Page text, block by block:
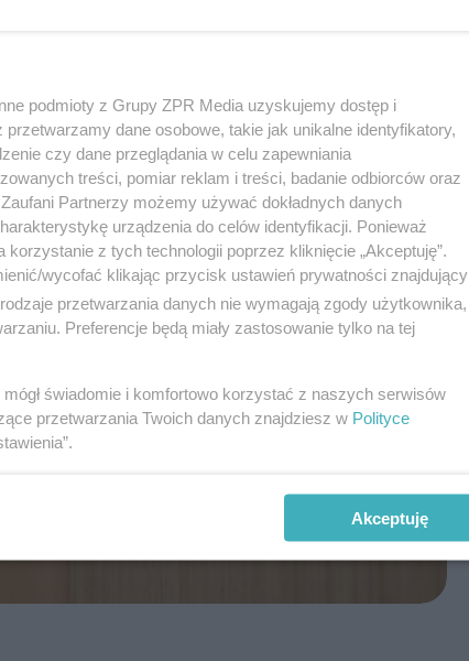
podmioty z Grupy ZPR Media uzyskujemy dostęp i
dane osobowe, takie jak unikalne identyfikatory,
czy dane przeglądania w celu zapewniania
treści, pomiar reklam i treści, badanie odbiorców oraz
Partnerzy możemy używać dokładnych danych
urządzenia do celów identyfikacji. Ponieważ
z tych technologii poprzez kliknięcie „Akceptuję”.
wycofać klikając przycisk ustawień prywatności znajdujący
przetwarzania danych nie wymagają zgody użytkownika,
Preferencje będą miały zastosowanie tylko na tej
świadomie i komfortowo korzystać z naszych serwisów
przetwarzania Twoich danych znajdziesz w Polityce
Akceptuję